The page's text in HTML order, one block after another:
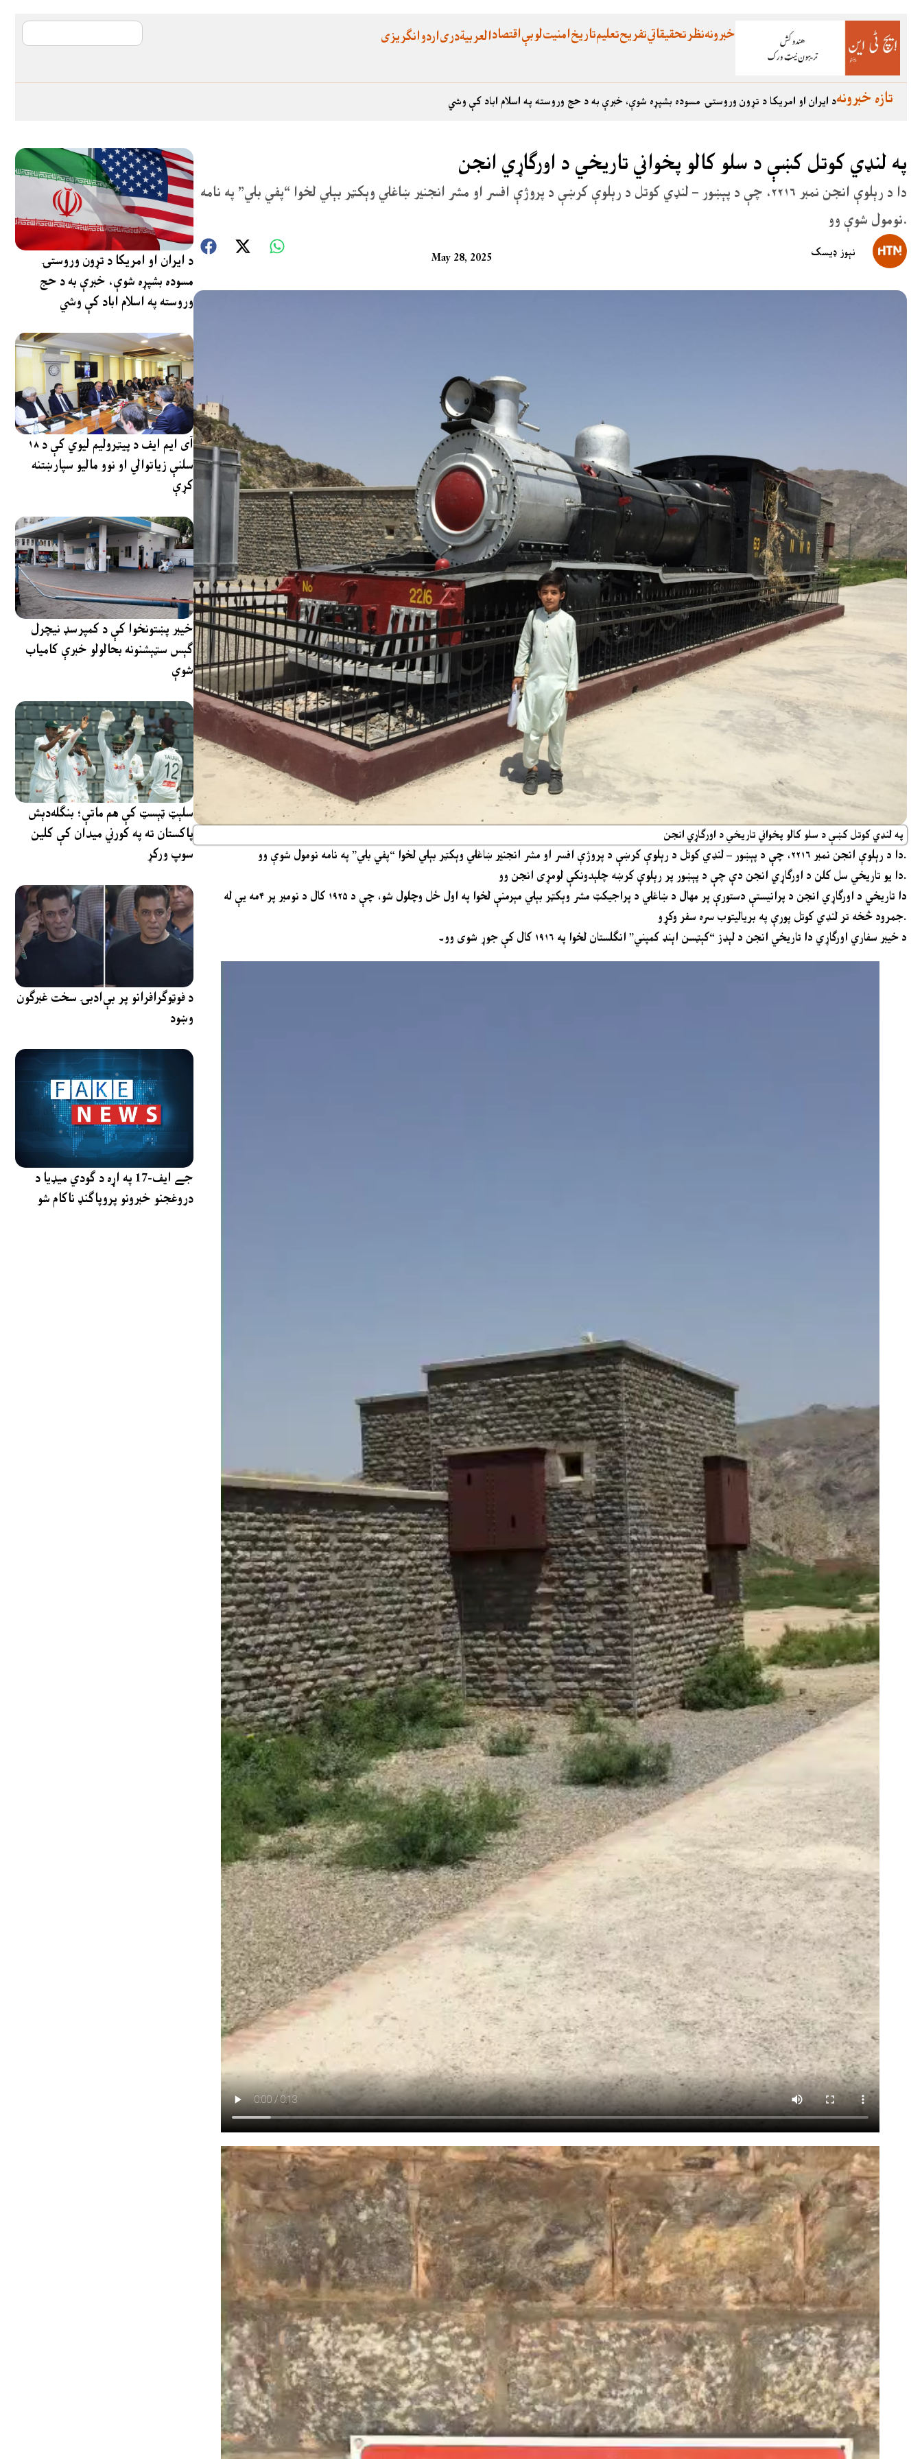
اقتصادلوبېامنیتتاریختعلیمتفریحتحقیقاتينظرخبرونه انگریزیاردودریالعربية
د ایران او امریکا د تړون وروستۍ مسوده بشپړه شوې، خبرې به د حج وروسته په اسلام اباد کې وشيتازه خبرونه
د ایران او امریکا د تړون وروستۍ
مسوده بشپړه شوې، خبرې به د حج
وروسته په اسلام اباد کې وشي
آی ایم ایف د پیټرولیم لیوي کې د ۱۸
سلنې زیاتوالي او نوو مالیو سپارښتنه
کړې
خیبر پښتونخوا کې د کمپرسډ نیچرل
ګېس سټېشنونه بحالولو خبرې کامیاب
شوې
سلېټ ټېسټ کې هم ماتې؛ بنګله‌دېش
پاکستان ته په کورني میدان کې کلین
سوپ ورکړ
د فوټوګرافرانو پر بې‌ادبۍ سخت غبرګون
وښود
جے ایف-17 په اړه د ګودي میډیا د
دروغجنو خبرونو پروپاګنډ ناکام شو
په لنډي کوتل کښې د سلو کالو پخواني تاریخي د اورګاړي انجن
دا د رېلوې انجن نمبر ۲۲۱۶، چې د پېښور – لنډي کوتل د رېلوې کرښې د پروژې افسر او مشر انجنير ښاغلي وېکټر بېلي لخوا “پفي بلي” په نامه
نومول شوې وو.
May 28, 2025 نېوز ډیسک
په لنډي کوتل کښې د سلو کالو پخواني تاریخي د اورګاړي انجن
دا د رېلوې انجن نمبر ۲۲۱۶، چې د پېښور – لنډي کوتل د رېلوې کرښې د پروژې افسر او مشر انجنير ښاغلي وېکټر بېلي لخوا “پفي بلي” په نامه نومول شوې وو.
دا یو تاریخي سل کلن د اورګاړي انجن دې چې د پېښور پر رېلوې کرښه چلېدونکې لومړی انجن وو.
دا تاریخي د اورګاړي انجن د پرانیستې دستورې پر مهال د ښاغلي د پراجیکټ مشر وېکټر بېلي مېرمنې لخوا په اول ځل وچلول شو، چې د ۱۹۲۵ کال د نومبر پر ۴مه یې له
جمرود څخه تر لنډي کوتل پورې په بریالیتوب سره سفر وکړو.
د خیبر سفاري اورګاړي دا تاریخي انجن د لېډز “کېټسن اېنډ کمپني” انګلستان لخوا په ۱۹۱۶ کال کې جوړ شوی وو۔